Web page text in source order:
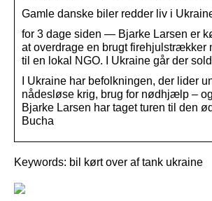
Gamle danske biler redder liv i
for 3 dage siden — Bjarke Larsen er
at overdrage en brugt
til en lokal NGO. I Ukraine går der
I Ukraine har befolkningen, der lider
nådesløse krig, brug for nødhjælp –
Bjarke Larsen har taget turen til den
Bucha
Keywords: bil kørt over af tank ukraine